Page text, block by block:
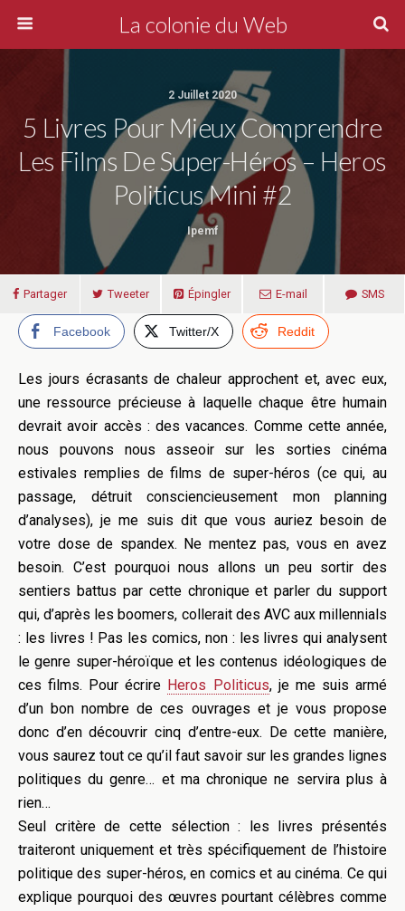
La colonie du Web
2 Juillet 2020
5 Livres Pour Mieux Comprendre
Les Films De Super-Héros – Heros
Politicus Mini #2
Ipemf
Partager Tweeter Épingler E-mail SMS
Facebook Twitter/X Reddit
Les jours écrasants de chaleur approchent et, avec eux,
une ressource précieuse à laquelle chaque être humain
devrait avoir accès : des vacances. Comme cette année,
nous pouvons nous asseoir sur les sorties cinéma
estivales remplies de films de super-héros (ce qui, au
passage, détruit consciencieusement mon planning
d’analyses), je me suis dit que vous auriez besoin de
votre dose de spandex. Ne mentez pas, vous en avez
besoin. C’est pourquoi nous allons un peu sortir des
sentiers battus par cette chronique et parler du support
qui, d’après les boomers, collerait des AVC aux millennials
: les livres ! Pas les comics, non : les livres qui analysent
le genre super-héroïque et les contenus idéologiques de
ces films. Pour écrire Heros Politicus, je me suis armé
d’un bon nombre de ces ouvrages et je vous propose
donc d’en découvrir cinq d’entre-eux. De cette manière,
vous saurez tout ce qu’il faut savoir sur les grandes lignes
politiques du genre… et ma chronique ne servira plus à
rien…
Seul critère de cette sélection : les livres présentés
traiteront uniquement et très spécifiquement de l’histoire
politique des super-héros, en comics et au cinéma. Ce qui
explique pourquoi des œuvres pourtant célèbres comme